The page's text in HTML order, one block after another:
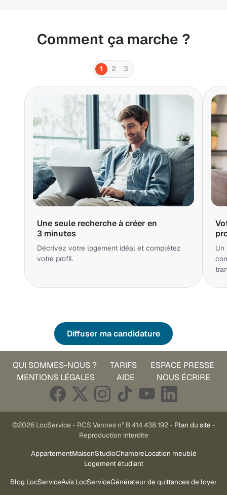
Comment ça marche ?
1 2 3
Une seule recherche à créer en
3 minutes
Décrivez votre logement idéal et complétez
votre profil.
Un
Diffuser ma candidature
QUI SOMMES-NOUS ? TARIFS
ESPACE PRESSE
MENTIONS LÉGALES
AIDE NOUS ÉCRIRE
©2026 LocService - RCS Vannes n° B 414 438 192 - Plan du site -
Reproduction interdite
AppartementMaisonStudioChambreLocation meublé
Logement étudiant
Blog LocServiceAvis LocServiceGénérateur de quittances de loyer